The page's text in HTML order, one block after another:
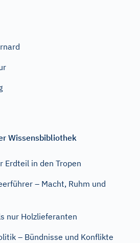
Wissensbibliothek
Erdteil in den Tropen
– Macht, Ruhm und
nur Holzlieferanten
– Bündnisse und Konflikte